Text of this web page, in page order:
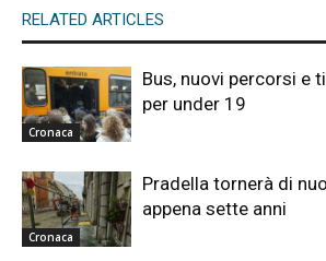
RELATED ARTICLES
Cronaca
Bus, nuovi percorsi e
per under 19
Cronaca
Pradella tornerà di
appena sette anni